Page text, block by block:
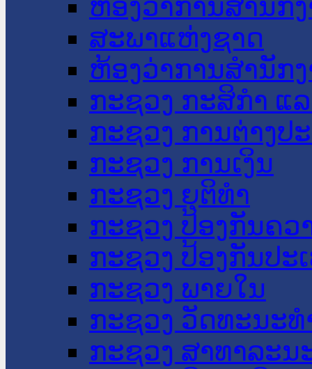
ຫ້ອງວ່າການສໍານັກ
ສະພາແຫ່ງຊາດ
ຫ້ອງວ່າການສຳນັກ
ກະຊວງ ກະສິກຳ ແ
ກະຊວງ ການຕ່າງປ
ກະຊວງ ການເງິນ
ກະຊວງ ຍຸຕິທໍາ
ກະຊວງ ປ້ອງກັນຄວ
ກະຊວງ ປ້ອງກັນປະ
ກະຊວງ ພາຍໃນ
ກະຊວງ ວັດທະນະ
ກະຊວງ ສາທາລະນ